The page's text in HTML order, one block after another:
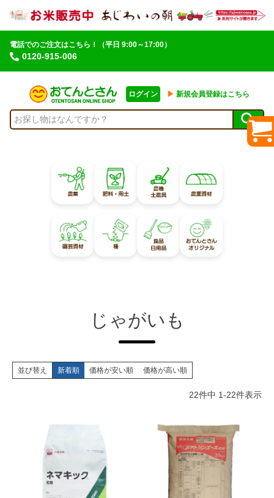
電話でのご注文はこちら！
0120-915-006
（平日 9:00～17:00）
ログイン ▶︎ 新規会員登録はこちら
じゃがいも
並び替え 新着順 価格が安い順 価格が高い順
22件中 1-22件表示